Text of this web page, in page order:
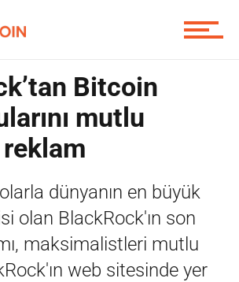
Bitcoin
mutlu
dünyanın en büyük
olan BlackRock'ın son
maksimalistleri mutlu
web sitesinde yer